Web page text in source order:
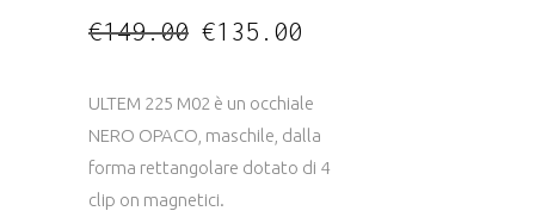
€149.00
Il
prezzo
€149.00.
€135.00
€135.00.
ULTEM 225 M02 è un occhiale
NERO OPACO, maschile, dalla
forma rettangolare dotato di 4
clip on magnetici.